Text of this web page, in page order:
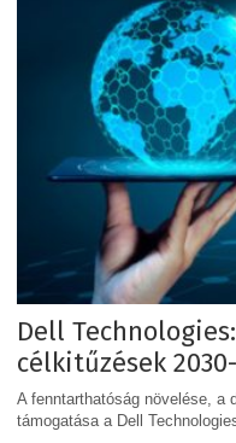
Dell
célkitűzések
A fenntarthatóság növelése, a
támogatása a Dell